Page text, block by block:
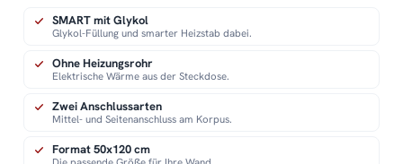
SMART mit Glykol
Glykol-Füllung und smarter Heizstab dabei.
Ohne Heizungsrohr
Elektrische Wärme aus der Steckdose.
Zwei Anschlussarten
Mittel- und Seitenanschluss am Korpus.
Format 50x120 cm